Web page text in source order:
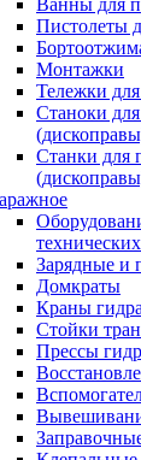
Ванны для
Пистолеты
Монтажки
Тележки
Станоки
Станки для
Зарядные и
Домкраты
Краны
Стойки
Прессы